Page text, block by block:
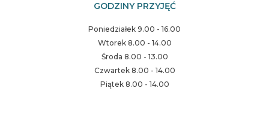
GODZINY PRZYJĘĆ
Poniedziałek 9.00 - 16.00
Wtorek 8.00 - 14.00
Środa 8.00 - 13.00
Czwartek 8.00 - 14.00
Piątek 8.00 - 14.00